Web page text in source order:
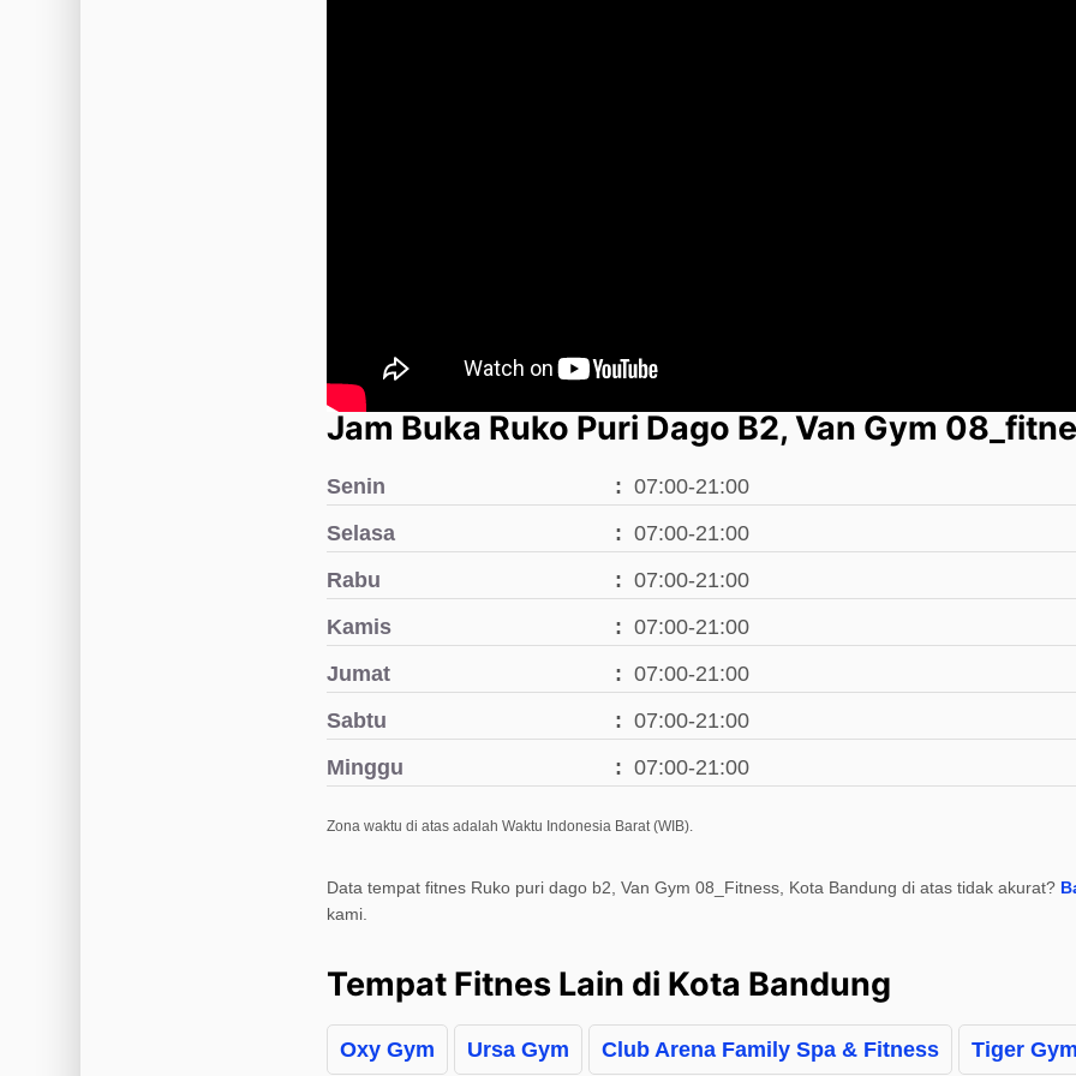
Jam Buka Ruko Puri Dago B2, Van Gym
Senin
07:00-21:00
Selasa
07:00-21:00
Rabu
07:00-21:00
Kamis
07:00-21:00
Jumat
07:00-21:00
Sabtu
07:00-21:00
Minggu
07:00-21:00
Zona waktu di atas adalah Waktu Indonesia Barat (WIB).
Data tempat fitnes Ruko puri dago b2, Van Gym 08_Fitness, Kota Bandung di atas tidak akurat?
kami.
Tempat Fitnes Lain di Kota Bandung
Oxy Gym Ursa Gym Club Arena Family Spa & Fitness Tiger